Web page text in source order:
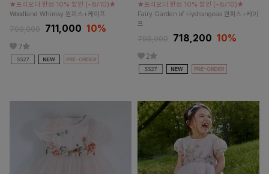
★프리오더 한정 10% 할인 (~8/10)★
Woodland Whimsy 원피스+케이프
790,000 711,000 10%
7
★프리오더 한정 10% 할인 (~8/10)★
Fairy Garden of Hydrangeas 원피스+케이
프
798,000 718,200 10%
2